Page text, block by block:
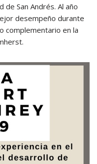
San Andrés. Al año
desempeño durante
complementario en la